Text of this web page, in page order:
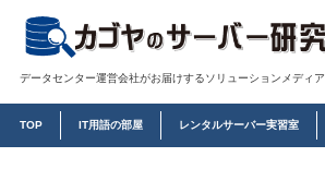
データセンター運営会社がお届けするソリューションメディア
TOP IT用語の部屋 レンタルサーバー実習室